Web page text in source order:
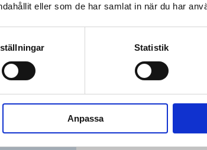
eller som de har samlat in när du har
Statistik
Anpassa
🎁 BioRePeel -